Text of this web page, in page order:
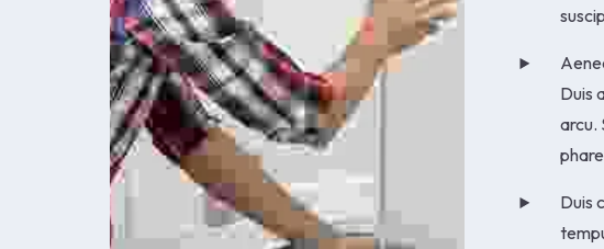
Duis
arcu.
Duis